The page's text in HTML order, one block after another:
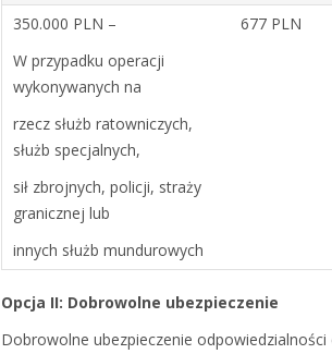
350.000 PLN –
W przypadku operacji
wykonywanych na
rzecz służb ratowniczych,
służb specjalnych,
sił zbrojnych, policji, straży
granicznej lub
innych służb mundurowych
677 PLN
Opcja II: Dobrowolne ubezpieczenie
Dobrowolne ubezpieczenie